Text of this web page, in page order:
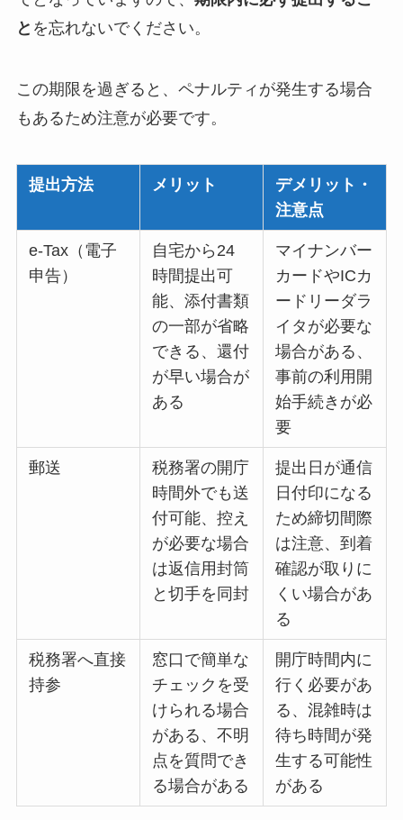
と を忘れないでください。
この期限を過ぎると、ペナルティが発生する場合
もあるため注意が必要です。
提出方法 メリット
デメリット・
注意点
e-Tax（電子
申告）
自宅から24
時間提出可
能、添付書類
の一部が省略
できる、還付
が早い場合が
ある
マイナンバー
カードやICカ
ードリーダラ
イタが必要な
場合がある、
事前の利用開
始手続きが必
要
郵送
税務署の開庁
時間外でも送
付可能、控え
が必要な場合
は返信用封筒
と切手を同封
提出日が通信
日付印になる
ため締切間際
は注意、到着
確認が取りに
くい場合があ
る
税務署へ直接
持参
窓口で簡単な
チェックを受
けられる場合
がある、不明
点を質問でき
る場合がある
開庁時間内に
行く必要があ
る、混雑時は
待ち時間が発
生する可能性
がある